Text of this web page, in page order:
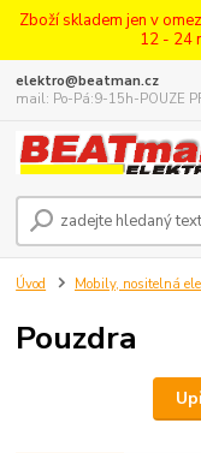
Zboží skladem jen v
12 - 24
elektro@beatman.cz
mail: Po-Pá:9-15h-POUZE
Úvod Mobily, nositelná
Pouzdra